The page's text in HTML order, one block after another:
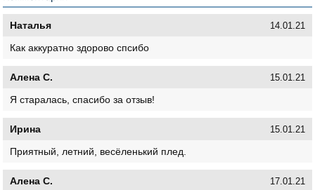
Наталья 14.01.21
Как аккуратно здорово спсибо
Алена С. 15.01.21
Я старалась, спасибо за отзыв!
Ирина 15.01.21
Приятный, летний, весёленький плед.
Алена С. 17.01.21